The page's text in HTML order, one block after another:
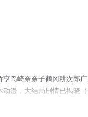
岛崎奈奈子鹤冈耕次郎
漫，大结局剧情已揭晓
豆瓣动漫、电视猫或剧情